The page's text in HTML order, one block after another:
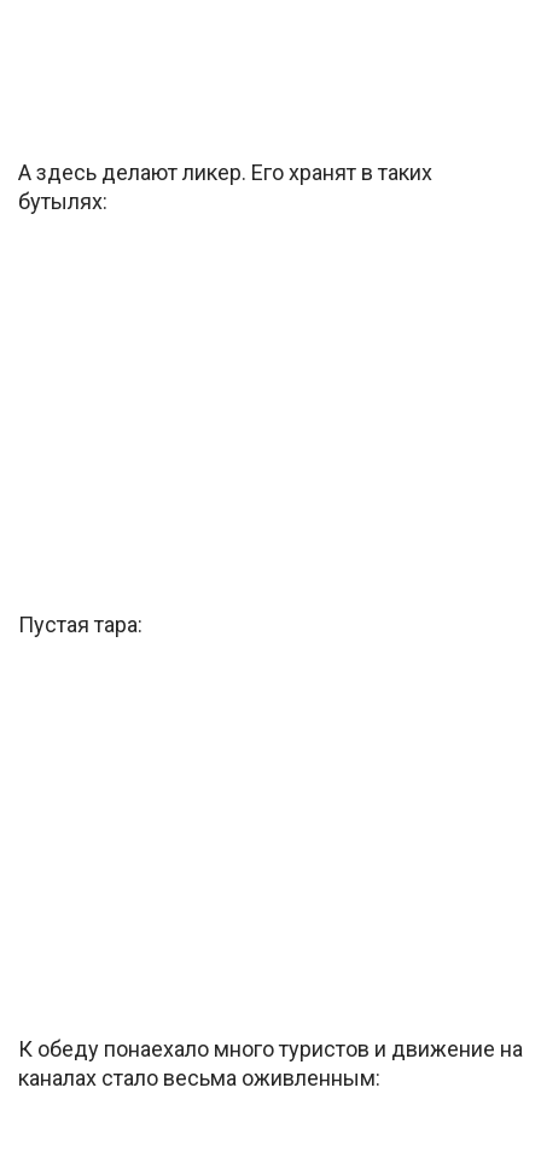
А здесь делают ликер. Его хранят в таких
бутылях:
Пустая тара:
К обеду понаехало много туристов и движение на
каналах стало весьма оживленным: